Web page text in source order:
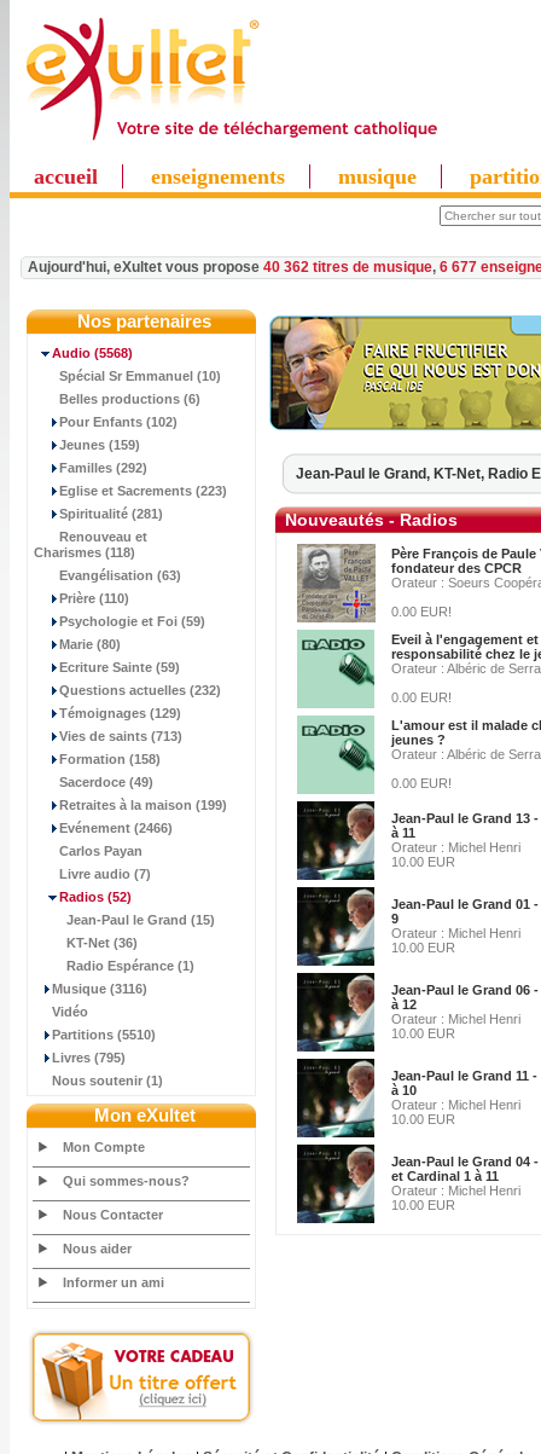
accueil enseignements musique
Aujourd'hui, eXultet vous propose 40 362 titres de musique, 6 677
Nos partenaires
Audio (5568)
Spécial Sr Emmanuel (10)
Belles productions (6)
Pour Enfants (102)
Jeunes (159)
Familles (292)
Eglise et Sacrements (223)
Spiritualité (281)
Renouveau et
Charismes (118)
Evangélisation (63)
Prière (110)
Psychologie et Foi (59)
Marie (80)
Ecriture Sainte (59)
Questions actuelles (232)
Témoignages (129)
Vies de saints (713)
Formation (158)
Sacerdoce (49)
Retraites à la maison (199)
Evénement (2466)
Carlos Payan
Livre audio (7)
Radios (52)
Jean-Paul le Grand (15)
KT-Net (36)
Radio Espérance (1)
Musique (3116)
Vidéo
Partitions (5510)
Livres (795)
Nous soutenir (1)
Mon eXultet
Mon Compte
Qui sommes-nous?
Nous Contacter
Nous aider
Informer un ami
Jean-Paul le Grand, KT-Net, Radio
Nouveautés - Radios
Père François de Paule
fondateur des CPCR
Orateur : Soeurs
0.00 EUR!
Eveil à l'engagement et
responsabilité chez le
Orateur : Albéric de
0.00 EUR!
L'amour est il malade
jeunes ?
Orateur : Albéric de
0.00 EUR!
Jean-Paul le Grand 13 -
à 11
Orateur : Michel Henri
10.00 EUR
Jean-Paul le Grand 01
9
Orateur : Michel Henri
10.00 EUR
Jean-Paul le Grand 06 -
à 12
Orateur : Michel Henri
10.00 EUR
Jean-Paul le Grand 11 -
à 10
Orateur : Michel Henri
10.00 EUR
Jean-Paul le Grand 04
et Cardinal 1 à 11
Orateur : Michel Henri
10.00 EUR